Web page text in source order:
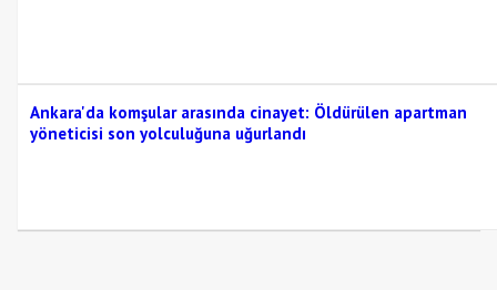
Ankara'da komşular arasında cinayet: Öldürülen apartman
yöneticisi son yolculuğuna uğurlandı